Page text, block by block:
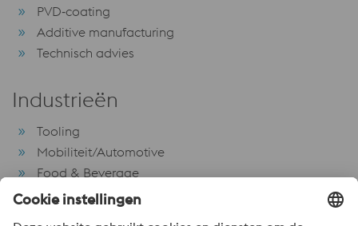
PVD‑coating
Additive manufacturing
Technisch advies
Industrieën
Tooling
Mobiliteit/Automotive
Food & Beverage
MedTech